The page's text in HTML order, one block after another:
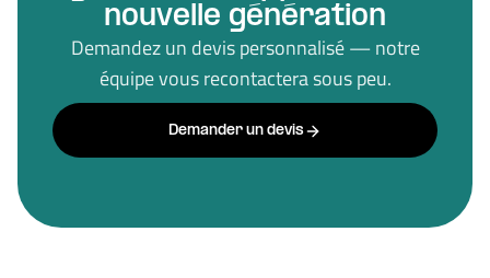
nouvelle génération
Demandez un devis personnalisé — notre
équipe vous recontactera sous peu.
Demander un devis